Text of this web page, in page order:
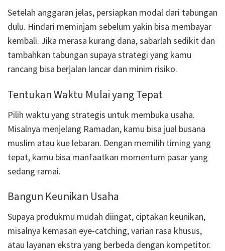
Setelah anggaran jelas, persiapkan modal dari tabungan
dulu. Hindari meminjam sebelum yakin bisa membayar
kembali. Jika merasa kurang dana, sabarlah sedikit dan
tambahkan tabungan supaya strategi yang kamu
rancang bisa berjalan lancar dan minim risiko.
Tentukan Waktu Mulai yang Tepat
Pilih waktu yang strategis untuk membuka usaha.
Misalnya menjelang Ramadan, kamu bisa jual busana
muslim atau kue lebaran. Dengan memilih timing yang
tepat, kamu bisa manfaatkan momentum pasar yang
sedang ramai.
Bangun Keunikan Usaha
Supaya produkmu mudah diingat, ciptakan keunikan,
misalnya kemasan eye-catching, varian rasa khusus,
atau layanan ekstra yang berbeda dengan kompetitor.